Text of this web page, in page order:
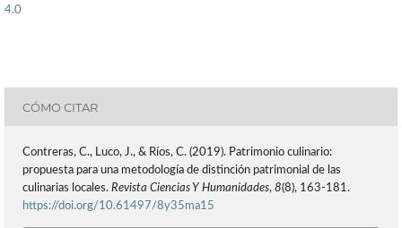
4.0
CÓMO CITAR
Contreras, C., Luco, J., & Ríos, C. (2019). Patrimonio culinario:
propuesta para una metodología de distinción patrimonial de las
culinarias locales. Revista Ciencias Y Humanidades, 8(8), 163-181.
https://doi.org/10.61497/8y35ma15